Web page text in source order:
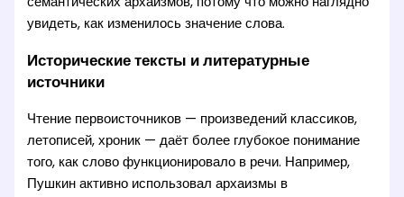
увидеть, как изменилось значение слова.
Исторические тексты и литературные
источники
Чтение первоисточников — произведений классиков,
летописей, хроник — даёт более глубокое понимание
того, как слово функционировало в речи. Например,
Пушкин активно использовал архаизмы в